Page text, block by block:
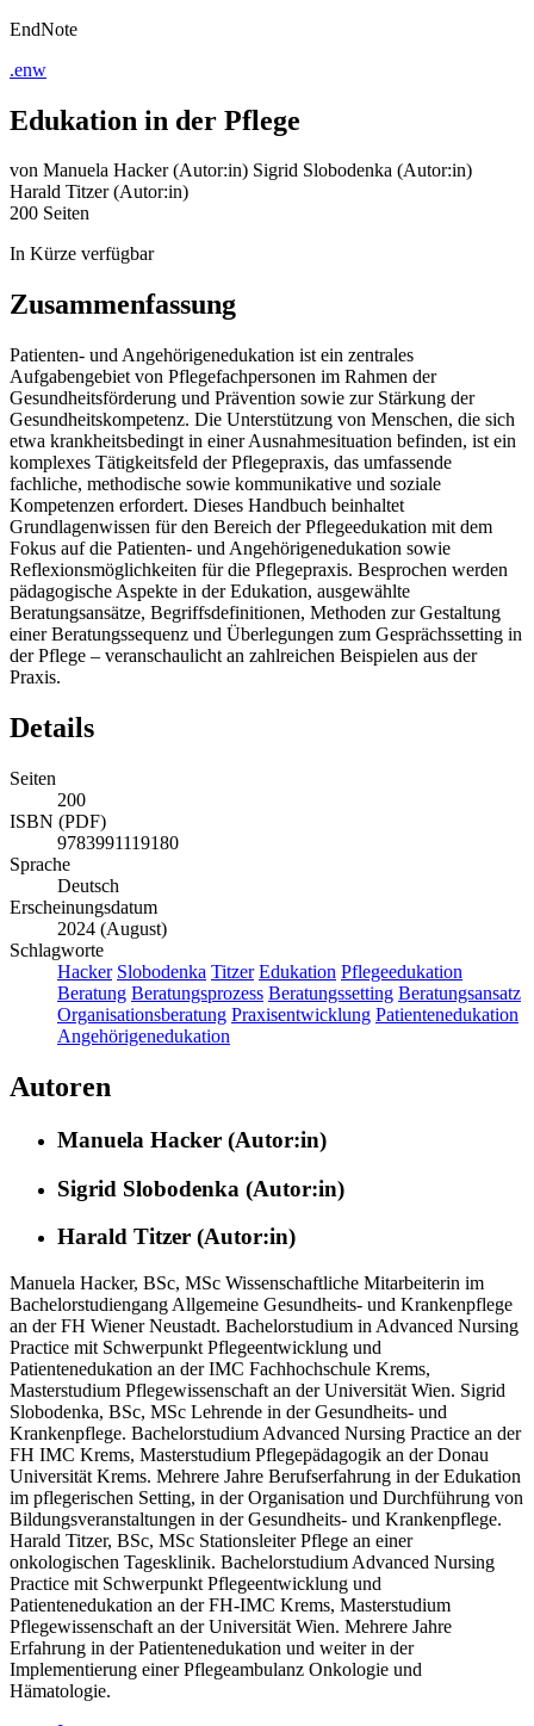
EndNote
.enw
Edukation in der Pflege
von Manuela Hacker (Autor:in) Sigrid Slobodenka (Autor:in)
Harald Titzer (Autor:in)
200 Seiten
In Kürze verfügbar
Zusammenfassung
Patienten- und Angehörigenedukation ist ein zentrales
Aufgabengebiet von Pflegefachpersonen im Rahmen der
Gesundheitsförderung und Prävention sowie zur Stärkung der
Gesundheitskompetenz. Die Unterstützung von Menschen, die sich
etwa krankheitsbedingt in einer Ausnahmesituation befinden, ist ein
komplexes Tätigkeitsfeld der Pflegepraxis, das umfassende
fachliche, methodische sowie kommunikative und soziale
Kompetenzen erfordert. Dieses Handbuch beinhaltet
Grundlagenwissen für den Bereich der Pflegeedukation mit dem
Fokus auf die Patienten- und Angehörigenedukation sowie
Reflexionsmöglichkeiten für die Pflegepraxis. Besprochen werden
pädagogische Aspekte in der Edukation, ausgewählte
Beratungsansätze, Begriffsdefinitionen, Methoden zur Gestaltung
einer Beratungssequenz und Überlegungen zum Gesprächssetting in
der Pflege – veranschaulicht an zahlreichen Beispielen aus der
Praxis.
Details
Seiten
200
ISBN (PDF)
9783991119180
Sprache
Deutsch
Erscheinungsdatum
2024 (August)
Schlagworte
Hacker Slobodenka Titzer Edukation Pflegeedukation
Beratung Beratungsprozess Beratungssetting Beratungsansatz
Organisationsberatung Praxisentwicklung Patientenedukation
Angehörigenedukation
Autoren
Manuela Hacker (Autor:in)
Sigrid Slobodenka (Autor:in)
Harald Titzer (Autor:in)
Manuela Hacker, BSc, MSc Wissenschaftliche Mitarbeiterin im
Bachelorstudiengang Allgemeine Gesundheits- und Krankenpflege
an der FH Wiener Neustadt. Bachelorstudium in Advanced Nursing
Practice mit Schwerpunkt Pflegeentwicklung und
Patientenedukation an der IMC Fachhochschule Krems,
Masterstudium Pflegewissenschaft an der Universität Wien. Sigrid
Slobodenka, BSc, MSc Lehrende in der Gesundheits- und
Krankenpflege. Bachelorstudium Advanced Nursing Practice an der
FH IMC Krems, Masterstudium Pflegepädagogik an der Donau
Universität Krems. Mehrere Jahre Berufserfahrung in der Edukation
im pflegerischen Setting, in der Organisation und Durchführung von
Bildungsveranstaltungen in der Gesundheits- und Krankenpflege.
Harald Titzer, BSc, MSc Stationsleiter Pflege an einer
onkologischen Tagesklinik. Bachelorstudium Advanced Nursing
Practice mit Schwerpunkt Pflegeentwicklung und
Patientenedukation an der FH-IMC Krems, Masterstudium
Pflegewissenschaft an der Universität Wien. Mehrere Jahre
Erfahrung in der Patientenedukation und weiter in der
Implementierung einer Pflegeambulanz Onkologie und
Hämatologie.